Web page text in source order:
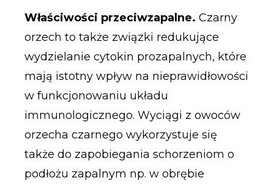
Właściwości przeciwzapalne. Czarny
orzech to także związki redukujące
wydzielanie cytokin prozapalnych, które
mają istotny wpływ na nieprawidłowości
w funkcjonowaniu układu
immunologicznego. Wyciągi z owoców
orzecha czarnego wykorzystuje się
także do zapobiegania schorzeniom o
podłożu zapalnym np. w obrębie